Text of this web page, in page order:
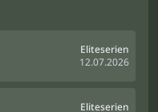
Eliteserien
12.07.2026
Eliteserien